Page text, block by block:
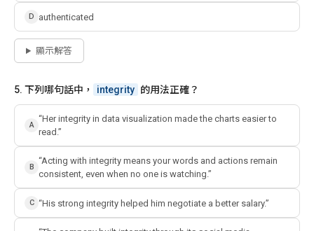
D authenticated
顯示解答
5. 下列哪句話中， integrity 的用法正確？
A
“Her integrity in data visualization made the charts easier to
read.”
B
“Acting with integrity means your words and actions remain
consistent, even when no one is watching.”
C “His strong integrity helped him negotiate a better salary.”